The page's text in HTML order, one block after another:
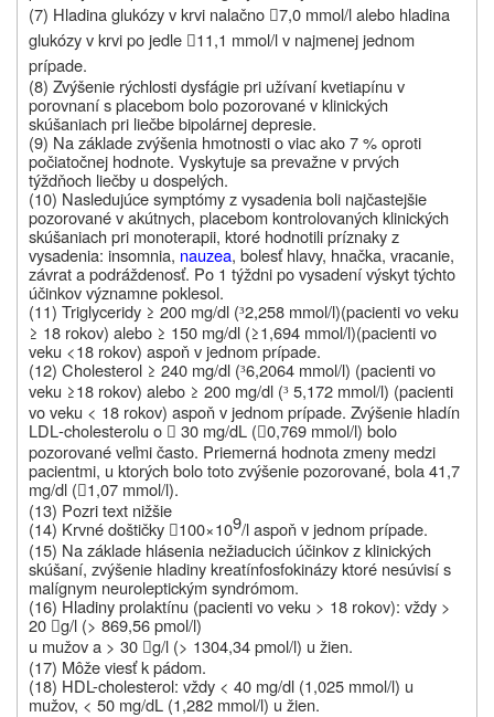
(7) Hladina glukózy v krvi nalačno 7,0 mmol/l alebo hladina
glukózy v krvipo jedle 11,1 mmol/l v najmenej jednom
prípade.
(8) Zvýšenie rýchlosti dysfágie pri užívaní kvetiapínu v
porovnaní s placebom bolo pozorované v klinických
skúšaniach pri liečbe bipolárnej depresie.
(9) Na základe zvýšenia hmotnosti o viac ako 7 % oproti
počiatočnej hodnote. Vyskytuje sa prevažne v prvých
týždňoch liečby u dospelých.
(10) Nasledujúce symptómy z vysadenia boli najčastejšie
pozorované v akútnych, placebom kontrolovaných klinických
skúšaniach pri monoterapii, ktoré hodnotili príznaky z
vysadenia: insomnia, nauzea, bolesť hlavy, hnačka, vracanie,
závrat a podráždenosť. Po 1 týždni po vysadení výskyt týchto
účinkov významne poklesol.
(11) Triglyceridy ≥ 200 mg/dl (³2,258 mmol/l)(pacienti vo veku
≥ 18 rokov) alebo ≥ 150 mg/dl (≥1,694 mmol/l)(pacienti vo
veku <18 rokov) aspoň v jednom prípade.
(12) Cholesterol ≥ 240 mg/dl (³6,2064 mmol/l) (pacienti vo
veku ≥18 rokov) alebo ≥ 200 mg/dl (³ 5,172 mmol/l) (pacienti
vo veku < 18 rokov) aspoň v jednom prípade. Zvýšenie hladín
LDL‑cholesterolu o  30 mg/dL (0,769 mmol/l) bolo
pozorované veľmi často. Priemerná hodnota zmeny medzi
pacientmi, u ktorých bolo toto zvýšenie pozorované, bola 41,7
mg/dl (1,07 mmol/l).
(13) Pozri text nižšie
(14) Krvné doštičky 100×109/l aspoň v jednom prípade.
(15) Na základe hlásenia nežiaducich účinkov z klinických
skúšaní, zvýšenie hladiny kreatínfosfokinázy ktoré nesúvisí s
malígnym neuroleptickým syndrómom.
(16) Hladiny prolaktínu (pacienti vo veku > 18 rokov): vždy >
20 g/l (> 869,56 pmol/l)
u mužov a > 30 g/l (> 1304,34 pmol/l) u žien.
(17) Môže viesť k pádom.
(18) HDL-cholesterol: vždy < 40 mg/dl (1,025 mmol/l) u
mužov, < 50 mg/dL (1,282 mmol/l) u žien.